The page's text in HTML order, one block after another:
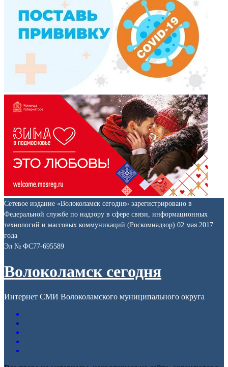
Сетевое издание «Волоколамск сегодня» зарегистрировано в
Федеральной службе по надзору в сфере связи, информационных
технологий и массовых коммуникаций (Роскомнадзор) 02 мая 2017
года
Эл № ФС77-695589
Волоколамск сегодня
Интернет СМИ Волоколамского муниципального округа